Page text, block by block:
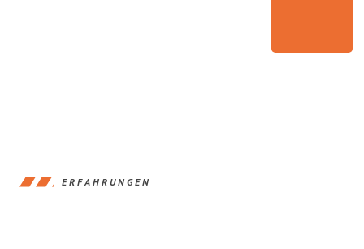
ERFAHRUNGEN